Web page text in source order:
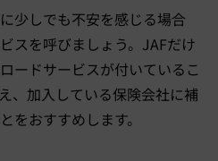
少しでも不安を感じる場合
スを呼びましょう。JAFだけ
ードサービスが付いているこ
、加入している保険会社に補
をおすすめします。